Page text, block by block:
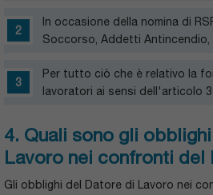
In occasione della nomina di
Soccorso, Addetti Antincendio,
Per tutto ciò che è relativo la
lavoratori ai sensi dell'articolo
4. Quali sono gli
Lavoro nei confronti del
Gli obblighi del Datore di Lavoro nei